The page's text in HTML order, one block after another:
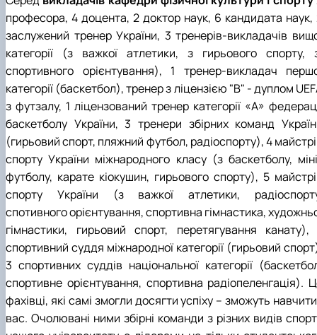
професора, 4 доцента, 2 доктор наук, 6 кандидата наук,
заслужений тренер України, 3 тренерів-викладачів
категорії (з важкої атлетики, з гирьового спорту,
спортивного орієнтування), 1 тренер-викладач
категорії (баскетбол), тренер з ліцензією "В" - дуплом
з футзалу, 1 ліцензований тренер категорії «А»
баскетболу України, 3 тренери збірних команд
(гирьовий спорт, пляжний футбол, радіоспорту), 4
спорту України міжнародного класу (з баскетболу,
футболу, карате кіокушин, гирьового спорту), 5
спорту України (з важкої атлетики,
спотивного орієнтування, спортивна гімнастика,
гімнастики, гирьовий спорт, перетягування канату),
спортивний суддя міжнародної категорії (гирьовий
3 спортивних суддів національної категорії
спортивне орієнтування, спортивна радіопеленгація).
фахівці, які самі змогли досягти успіху – зможуть навчити
вас. Очолювані ними збірні команди з різних видів